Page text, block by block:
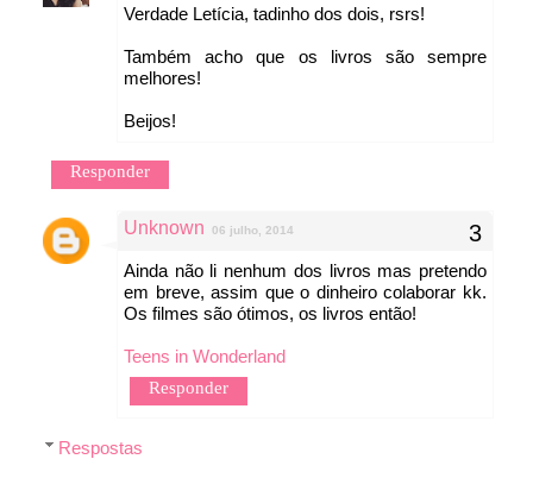
Verdade Letícia, tadinho dos dois, rsrs!
Também acho que os livros são sempre
melhores!
Beijos!
Responder
Unknown 06 julho, 2014
Ainda não li nenhum dos livros mas pretendo
em breve, assim que o dinheiro colaborar kk.
Os filmes são ótimos, os livros então!
Teens in Wonderland
Responder
Respostas